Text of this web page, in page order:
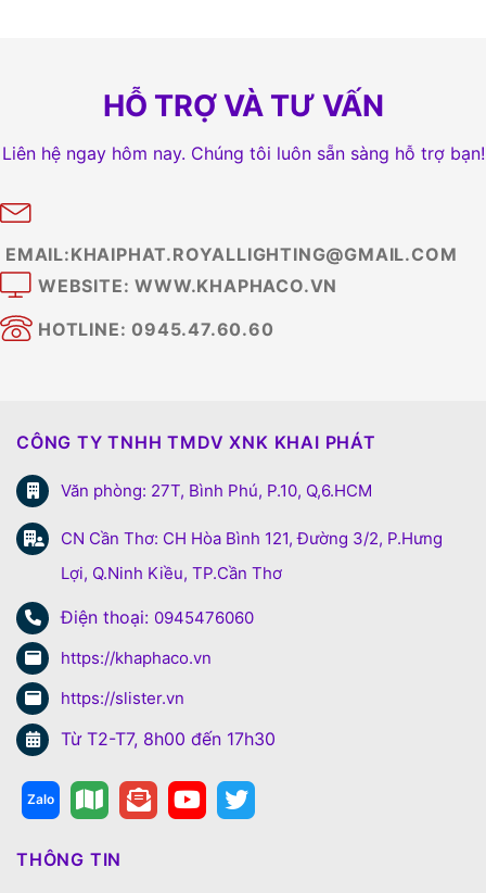
HỖ TRỢ VÀ TƯ VẤN
Liên hệ ngay hôm nay. Chúng tôi luôn sẵn sàng hỗ trợ bạn!
EMAIL:KHAIPHAT.ROYALLIGHTING@GMAIL.COM
WEBSITE: WWW.KHAPHACO.VN
HOTLINE: 0945.47.60.60
CÔNG TY TNHH TMDV XNK KHAI PHÁT
Văn phòng: 27T, Bình Phú, P.10, Q,6.HCM
CN Cần Thơ: CH Hòa Bình 121, Đường 3/2, P.Hưng
Lợi, Q.Ninh Kiều, TP.Cần Thơ
Điện thoại: 0945476060
https://khaphaco.vn
https://slister.vn
Từ T2-T7, 8h00 đến 17h30
THÔNG TIN